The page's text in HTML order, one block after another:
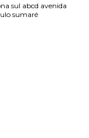
sul abcd avenida
sumaré